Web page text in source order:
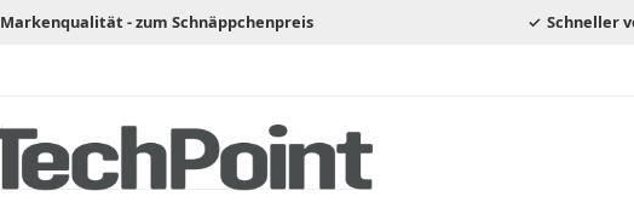
Markenqualität - zum Schnäppchenpreis Schneller